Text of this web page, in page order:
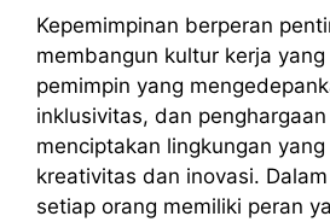
Kepemimpinan berperan
membangun kultur kerja
pemimpin yang
inklusivitas, dan
menciptakan lingkungan
kreativitas dan inovasi.
setiap orang memiliki peran